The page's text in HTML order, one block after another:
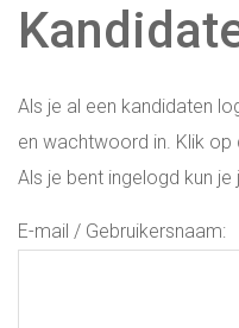
TEAM
EXECUTIVE
MARKET
Als je al een kandidaten
en wachtwoord in. Klik op
Als je bent ingelogd kun
E-mail / Gebruikersnaam: